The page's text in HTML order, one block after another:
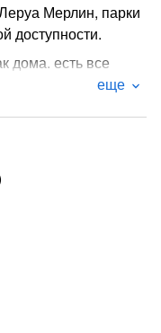
Мерлин, парки
доступности.
дома. есть все
еще